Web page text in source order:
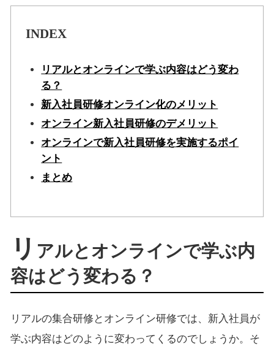
INDEX
リアルとオンラインで学ぶ内容はどう変わ
る？
新入社員研修オンライン化のメリット
オンライン新入社員研修のデメリット
オンラインで新入社員研修を実施するポイ
ント
まとめ
リ アルとオンラインで学ぶ内
容はどう変わる？
リアルの集合研修とオンライン研修では、新入社員が
学ぶ内容はどのように変わってくるのでしょうか。そ